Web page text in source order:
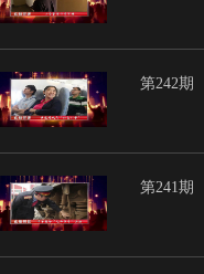
第242期
第241期